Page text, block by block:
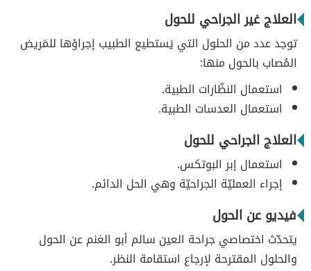
العلاج غير الجراحي للحول
توجد عدد من الحلول التي يَستطيع الطبيب إجراؤها للمَريض
المُصاب بالحول منها:
استعمال النظّارات الطبية.
استعمال العدسات الطبية.
العلاج الجراحي للحول
استعمال إبر البوتكس.
إجراء العمليّة الجراحيّة وهي الحل الدائم.
فيديو عن الحول
يتحدّث اختصاصي جراحة العين سالم أبو الغنم عن الحول
والحلول المقترحة لإرجاع استقامة النظر.